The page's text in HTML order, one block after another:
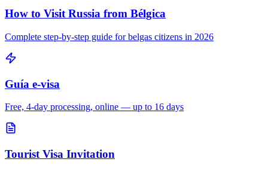
How to Visit Russia from Bélgica
Complete step-by-step guide forbelgas citizens in 2026
Guía e-visa
Free, 4-day processing, online — up to 16 days
Tourist Visa Invitation